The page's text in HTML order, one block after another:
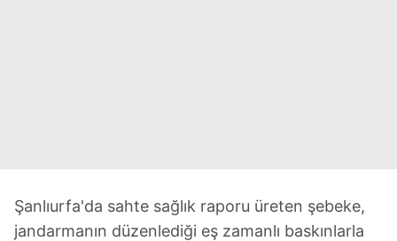
Şanlıurfa'da sahte sağlık raporu üreten şebeke,
jandarmanın düzenlediği eş zamanlı baskınlarla